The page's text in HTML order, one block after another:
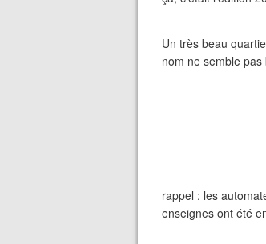
Un très beau
nom ne semble
rappel : les
enseignes ont été